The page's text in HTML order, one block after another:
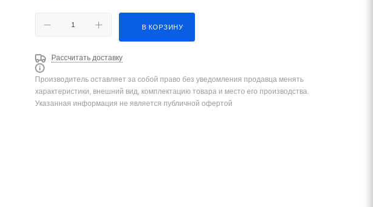
В КОРЗИНУ
Рассчитать доставку
Производитель оставляет за собой право без уведомления продавца менять
характеристики, внешний вид, комплектацию товара и место его производства.
Указанная информация не является публичной офертой